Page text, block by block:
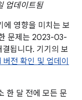
업데이트됨
영향을 미치는 보
문제는 2023-03-
됩니다. 기기의 보
전 확인 및 업데이
한 달 전에 모든 문